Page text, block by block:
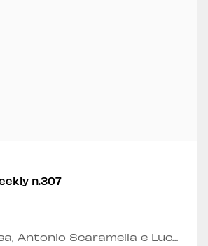
n.307
Antonio Scaramella e Luca